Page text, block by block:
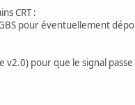
CRT :
pour éventuellement
v2.0) pour que le signal